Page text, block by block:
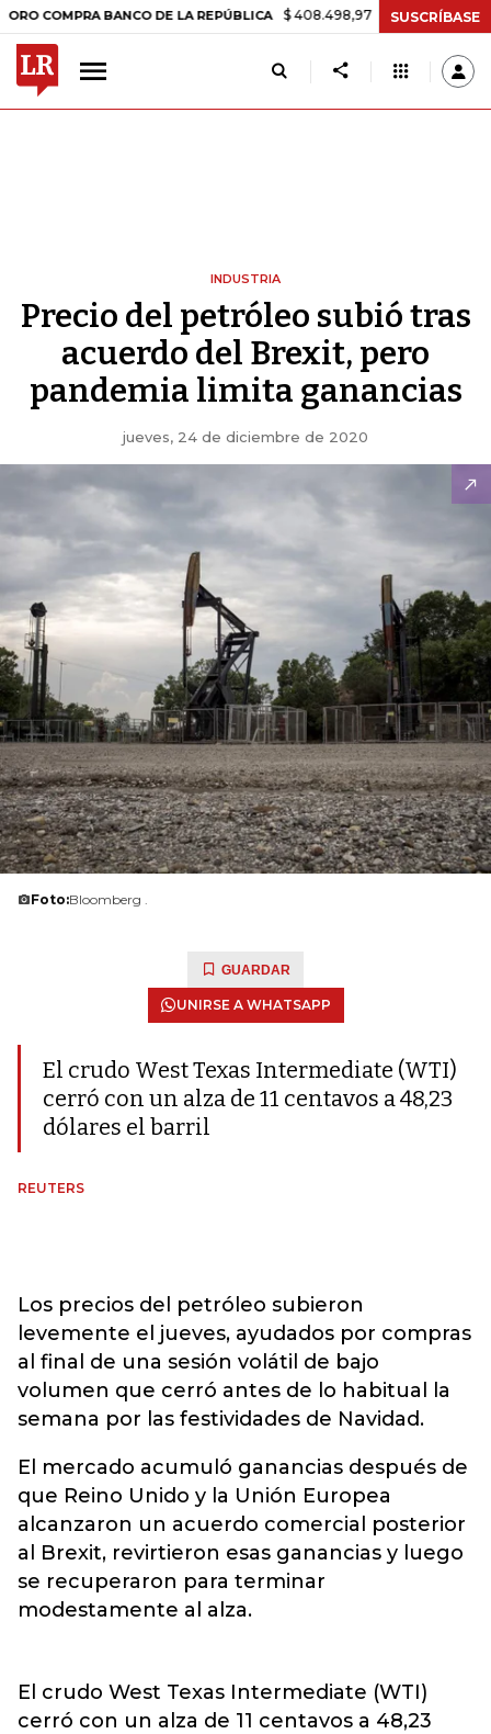
BANCO DE LA REPÚBLICA $ 408.498,97 +$ 8.753,81 +2,19%
SUSCRÍBASE
INDUSTRIA
Precio del petróleo subió tras
acuerdo del Brexit, pero
pandemia limita ganancias
jueves, 24 de diciembre de 2020
Foto:Bloomberg .
GUARDAR
UNIRSE A WHATSAPP
El crudo West Texas Intermediate (WTI)
cerró con un alza de 11 centavos a 48,23
dólares el barril
REUTERS
Los precios del petróleo subieron
levemente el jueves, ayudados por compras
al final de una sesión volátil de bajo
volumen que cerró antes de lo habitual la
semana por las festividades de Navidad.
El mercado acumuló ganancias después de
que Reino Unido y la Unión Europea
alcanzaron un acuerdo comercial posterior
al Brexit, revirtieron esas ganancias y luego
se recuperaron para terminar
modestamente al alza.
El crudo West Texas Intermediate (WTI)
cerró con un alza de 11 centavos a 48,23